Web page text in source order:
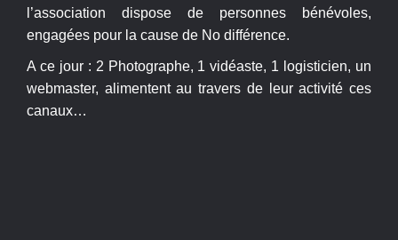
l’association dispose de personnes bénévoles,
engagées pour la cause de No différence.
A ce jour : 2 Photographe, 1 vidéaste, 1 logisticien, un
webmaster, alimentent au travers de leur activité ces
canaux…